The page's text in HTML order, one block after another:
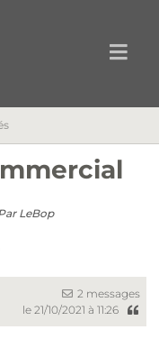
LeBop
2 messages
le 21/10/2021 à 11:26